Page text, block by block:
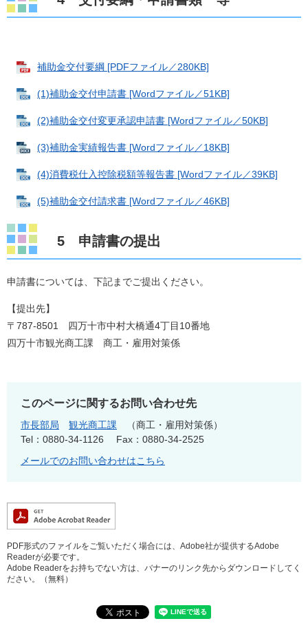
補助金交付要綱 [PDFファイル／280KB]
(1)補助金交付申請書 [Wordファイル／51KB]
(2)補助金交付変更承認申請書 [Wordファイル／50KB]
(3)補助金実績報告書 [Wordファイル／18KB]
(4)消費税仕入控除税額等報告書 [Wordファイル／39KB]
(5)補助金交付請求書 [Wordファイル／46KB]
5 申請書の提出
申請書については、下記までご提出ください。
【提出先】
〒787-8501 四万十市中村大橋通4丁目10番地
四万十市観光商工課 商工・雇用対策係
このページに関するお問い合わせ先
市長部局 観光商工課
商工・雇用対策係
Tel：0880-34-1126
Fax：0880-34-2525
メールでのお問い合わせはこちら
PDF形式のファイルをご覧いただく場合には、Adobe社が提供するAdobe
Readerが必要です。
Adobe Readerをお持ちでない方は、バナーのリンク先からダウンロードしてく
ださい。（無料）